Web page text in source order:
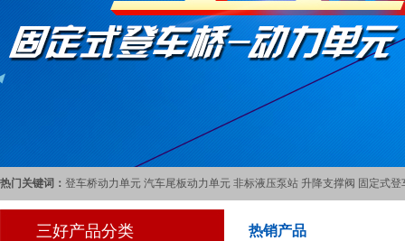
热门关键词： 登车桥动力单元 汽车尾板动力单元 非标液压泵站 升降支撑阀 固定式
三好产品分类 热销产品